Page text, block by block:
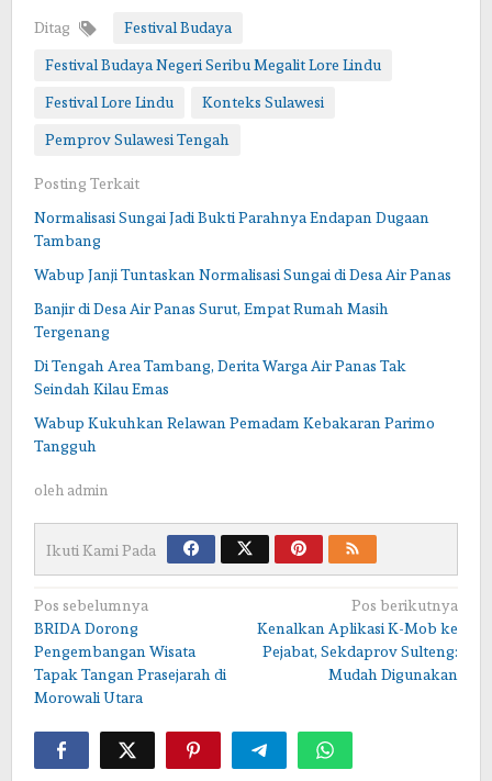
Ditag Festival Budaya
Festival Budaya Negeri Seribu Megalit Lore Lindu
Festival Lore Lindu Konteks Sulawesi
Pemprov Sulawesi Tengah
Posting Terkait
Normalisasi Sungai Jadi Bukti Parahnya Endapan Dugaan
Tambang
Wabup Janji Tuntaskan Normalisasi Sungai di Desa Air Panas
Banjir di Desa Air Panas Surut, Empat Rumah Masih
Tergenang
Di Tengah Area Tambang, Derita Warga Air Panas Tak
Seindah Kilau Emas
Wabup Kukuhkan Relawan Pemadam Kebakaran Parimo
Tangguh
oleh admin
Ikuti Kami Pada
Navigasi
pos
Pos sebelumnya
BRIDA Dorong
Pengembangan Wisata
Tapak Tangan Prasejarah di
Morowali Utara
Pos berikutnya
Kenalkan Aplikasi K-Mob ke
Pejabat, Sekdaprov Sulteng:
Mudah Digunakan